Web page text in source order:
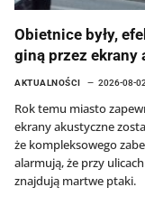
Obietnice były,
giną przez ekrany
AKTUALNOŚCI 2026-08-02
Rok temu miasto
ekrany akustyczne
że kompleksowego
alarmują, że przy
znajdują martwe ptaki.